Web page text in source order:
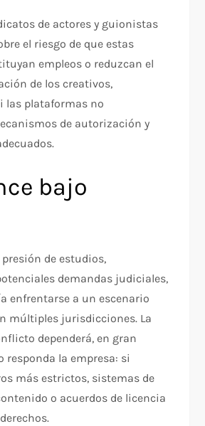
de actores y guionistas
el riesgo de que estas
empleos o reduzcan el
de los creativos,
las plataformas no
de autorización y
bajo
de estudios,
demandas judiciales,
enfrentarse a un escenario
múltiples jurisdicciones. La
dependerá, en gran
responda la empresa: si
más estrictos, sistemas de
o acuerdos de licencia